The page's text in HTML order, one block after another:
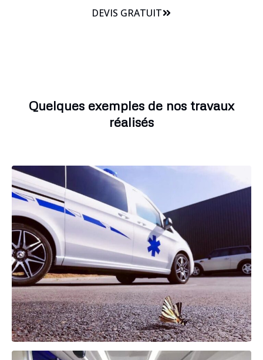
DEVIS GRATUIT
Quelques exemples de nos travaux
réalisés